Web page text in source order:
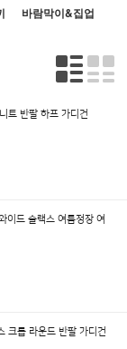
바람막이&집업
트 반팔 하프 가디건
이드 슬랙스 여름정장 여
크롭 라운드 반팔 가디건